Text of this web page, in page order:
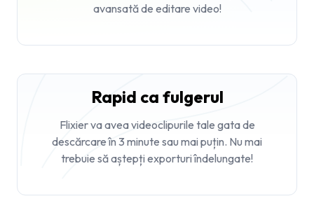
avansată de editare video!
Rapid ca fulgerul
Flixier va avea videoclipurile tale gata de
descărcare în 3 minute sau mai puțin. Nu mai
trebuie să aștepți exporturi îndelungate!